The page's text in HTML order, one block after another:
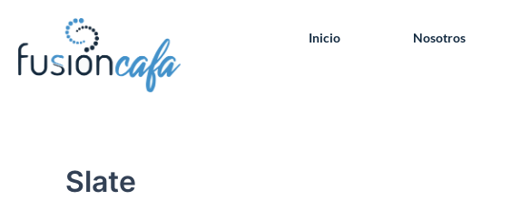
contenido
Inicio Nosotros
Slate